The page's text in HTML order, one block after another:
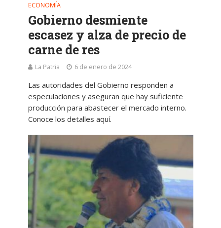
ECONOMÍA
Gobierno desmiente
escasez y alza de precio de
carne de res
La Patria 6 de enero de 2024
Las autoridades del Gobierno responden a
especulaciones y aseguran que hay suficiente
producción para abastecer el mercado interno.
Conoce los detalles aquí.